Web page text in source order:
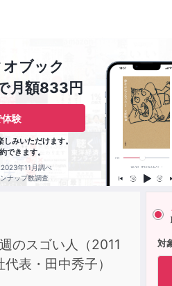
ブック
月額833円
験
みいただけます。
できます。
年11月調べ
ナップ数調査
のスゴい人（2011
表・田中秀子）
対